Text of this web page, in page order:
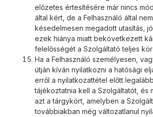
előzetes értesítésére már nincs
által kért, de a Felhasználó által
késedelmesen megadott utasítás,
ezek hiánya miatt bekövetkezett
felelősségét a Szolgáltató teljes
Ha a Felhasználó személyesen,
útján kíván nyilatkozni a hatósági
erről a nyilatkozattétel előtt
tájékoztatnia kell a Szolgáltatót, és
azt a tárgykört, amelyben a
továbbiakban még változatlanul